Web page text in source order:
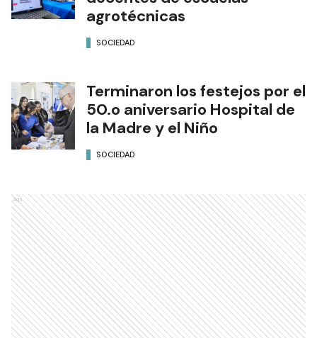
agrotécnicas
SOCIEDAD
Terminaron los festejos por el
50.o aniversario Hospital de
la Madre y el Niño
SOCIEDAD
Ads